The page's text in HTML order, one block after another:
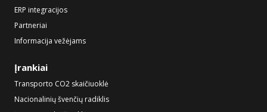
ERP integracijos
Partneriai
Informacija vežėjams
Įrankiai
Transporto CO2 skaičiuoklė
Nacionalinių švenčių radiklis